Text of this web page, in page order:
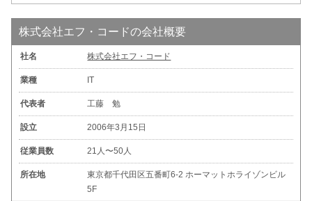
株式会社エフ・コードの会社概要
社名 株式会社エフ・コード
業種 IT
代表者 工藤 勉
設立 2006年3月15日
従業員数 21人〜50人
所在地
東京都千代田区五番町6-2 ホーマットホライゾンビル
5F